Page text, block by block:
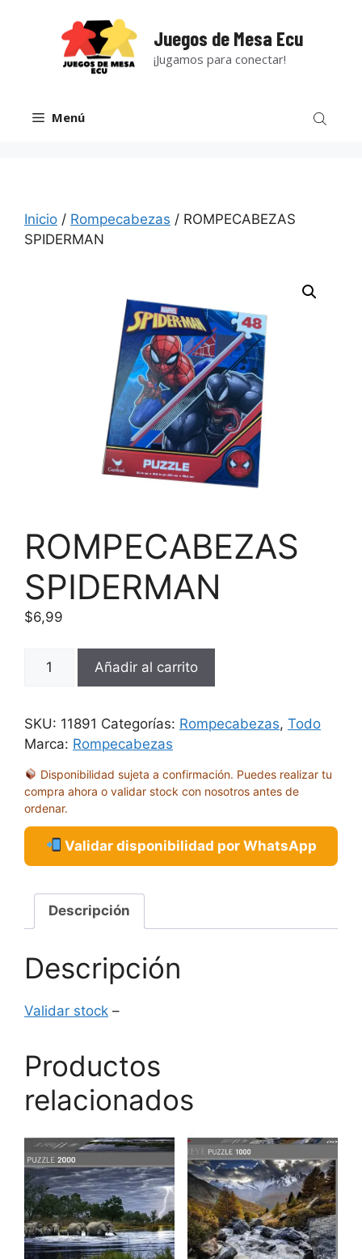
Juegos de Mesa Ecu
¡Jugamos para conectar!
Menú
Inicio / Rompecabezas / ROMPECABEZAS
SPIDERMAN
ROMPECABEZAS
SPIDERMAN
$6,99
SPIDERMAN
Añadir al carrito
SKU: 11891 Categorías: Rompecabezas, Todo
Marca: Rompecabezas
Disponibilidad sujeta a confirmación. Puedes realizar tu
compra ahora o validar stock con nosotros antes de
ordenar.
Validar disponibilidad por WhatsApp
Descripción
Descripción
Validar stock –
Productos
relacionados